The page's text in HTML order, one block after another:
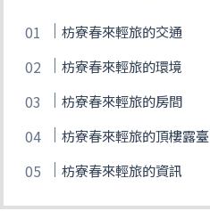
枋寮春來輕旅的交通
枋寮春來輕旅的環境
枋寮春來輕旅的房間
枋寮春來輕旅的頂樓露臺
枋寮春來輕旅的資訊